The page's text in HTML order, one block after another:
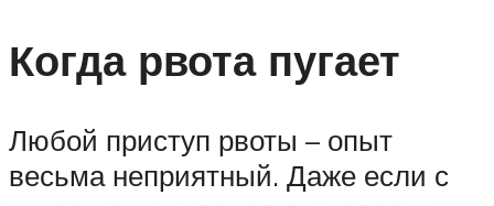
Когда рвота пугает
Любой приступ рвоты – опыт
весьма неприятный. Даже если с